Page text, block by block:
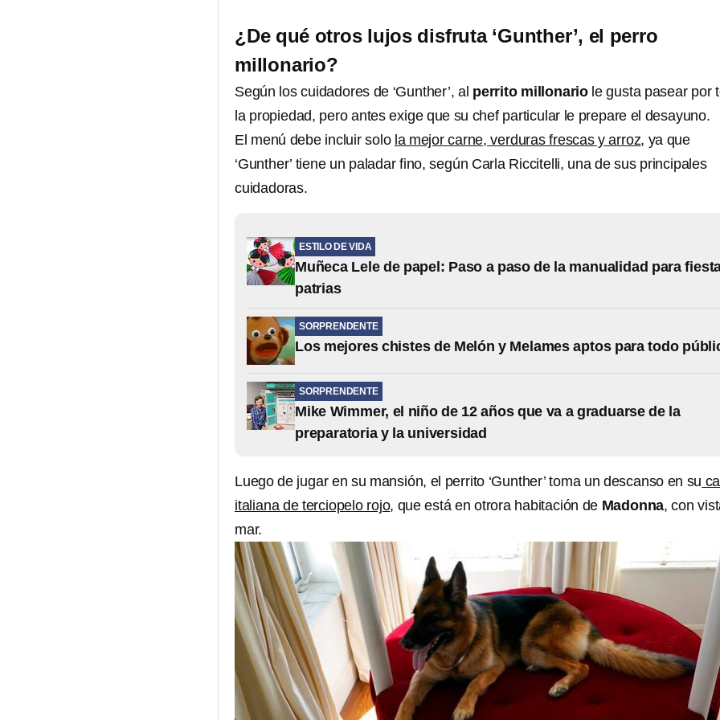
¿De qué otros lujos disfruta ‘Gunther’, el perro
millonario?
Según los cuidadores de ‘Gunther’, al perrito millonario le gusta pasear por
la propiedad, pero antes exige que su chef particular le prepare el desayuno.
El menú debe incluir solo la mejor carne, verduras frescas y arroz, ya que
‘Gunther’ tiene un paladar fino, según Carla Riccitelli, una de sus principales
cuidadoras.
ESTILO DE VIDA
Muñeca Lele de papel: Paso a paso de la manualidad para
patrias
SORPRENDENTE
Los mejores chistes de Melón y Melames aptos para todo
SORPRENDENTE
Mike Wimmer, el niño de 12 años que va a graduarse de la
preparatoria y la universidad
Luego de jugar en su mansión, el perrito ‘Gunther’ toma un descanso en su
italiana de terciopelo rojo, que está en otrora habitación de Madonna, con
mar.